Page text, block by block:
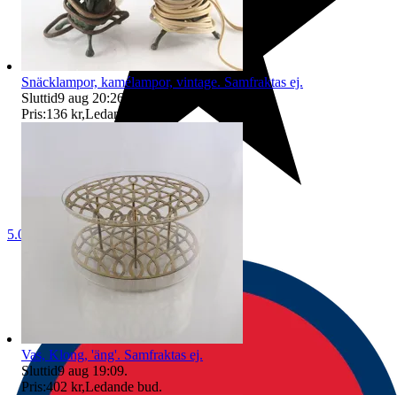
5.0
Snäcklampor, kamélampor, vintage. Samfraktas ej.
Sluttid9 aug 20:26
Pris:136 kr,Ledande bud
Vas, Klong, 'äng'. Samfraktas ej.
Sluttid9 aug 19:09.
Pris:402 kr,Ledande bud.